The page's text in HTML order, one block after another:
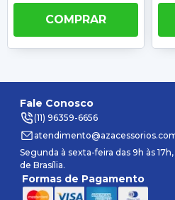
COMPRAR
Fale Conosco
(11) 96359-6656
Segunda à sexta-feira das 9h às
de Brasília.
Formas de Pagamento